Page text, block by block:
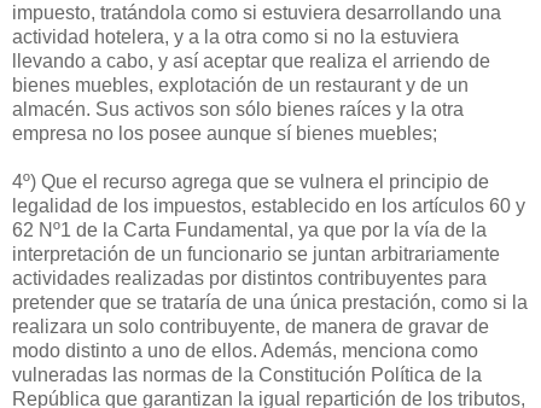
impuesto, tratándola como si estuviera desarrollando una
actividad hotelera, y a la otra como si no la estuviera
llevando a cabo, y así aceptar que realiza el arriendo de
bienes muebles, explotación de un restaurant y de un
almacén. Sus activos son sólo bienes raíces y la otra
empresa no los posee aunque sí bienes muebles;
4º) Que el recurso agrega que se vulnera el principio de
legalidad de los impuestos, establecido en los artículos 60 y
62 Nº1 de la Carta Fundamental, ya que por la vía de la
interpretación de un funcionario se juntan arbitrariamente
actividades realizadas por distintos contribuyentes para
pretender que se trataría de una única prestación, como si la
realizara un solo contribuyente, de manera de gravar de
modo distinto a uno de ellos. Además, menciona como
vulneradas las normas de la Constitución Política de la
República que garantizan la igual repartición de los tributos,